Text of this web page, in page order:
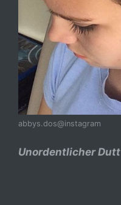
abbys.dos@instagram
Unordentlicher Dutt